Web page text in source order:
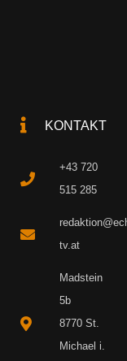
KONTAKT
+43 720
515 285
tv.at
Madstein
5b
8770 St.
Michael i.